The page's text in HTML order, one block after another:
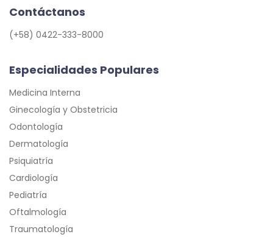
Contáctanos
(+58) 0422-333-8000
Especialidades Populares
Medicina Interna
Ginecología y Obstetricia
Odontología
Dermatología
Psiquiatría
Cardiología
Pediatría
Oftalmología
Traumatología